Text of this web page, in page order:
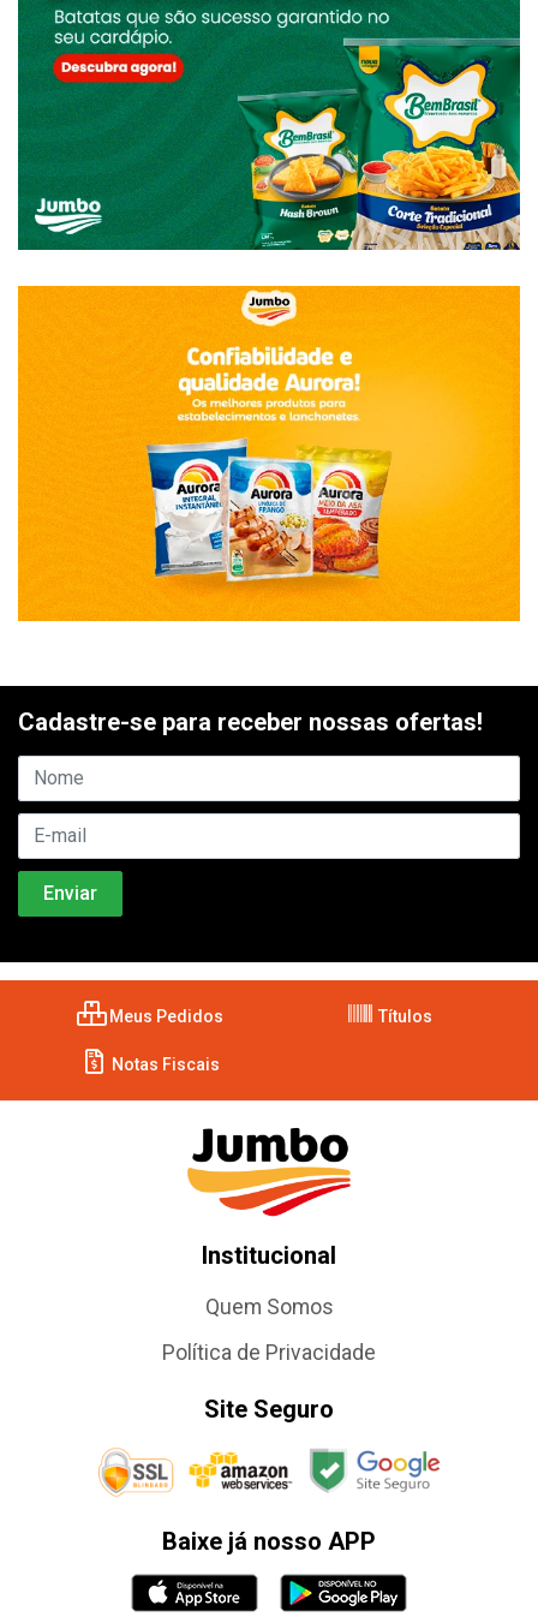
Cadastre-se para receber nossas ofertas!
Meus Pedidos Títulos
Notas Fiscais
Institucional
Quem Somos
Política de Privacidade
Site Seguro
Baixe já nosso APP